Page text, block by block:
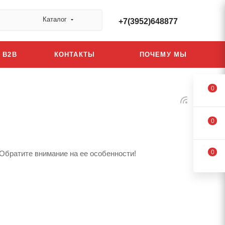
Каталог +7(3952)648877
B2B КОНТАКТЫ ПОЧЕМУ МЫ
внимание на ее особенности!
0
0
0